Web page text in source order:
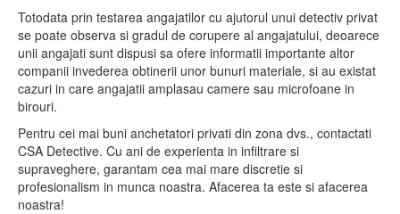
Totodata prin testarea angajatilor cu ajutorul unui detectiv privat
se poate observa si gradul de corupere al angajatului, deoarece
unii angajati sunt dispusi sa ofere informatii importante altor
companii invederea obtinerii unor bunuri materiale, si au existat
cazuri in care angajatii amplasau camere sau microfoane in
birouri.
Pentru cei mai buni anchetatori privati din zona dvs., contactati
CSA Detective. Cu ani de experienta in infiltrare si
supraveghere, garantam cea mai mare discretie si
profesionalism in munca noastra. Afacerea ta este si afacerea
noastra!